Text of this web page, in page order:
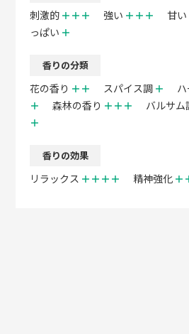
刺激的 ＋＋＋ 強い ＋＋＋ 甘い
っぱい ＋
香りの分類
花の香り ＋＋ スパイス調 ＋
＋
森林の香り ＋＋＋ バルサム
＋
香りの効果
リラックス ＋＋＋＋ 精神強化 ＋